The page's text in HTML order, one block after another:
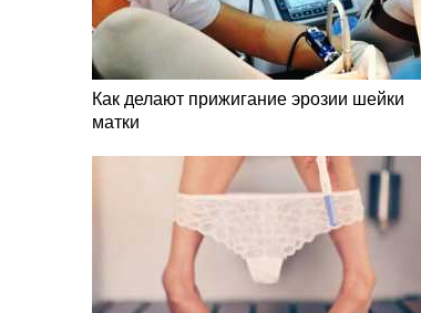
Как делают прижигание эрозии шейки
матки